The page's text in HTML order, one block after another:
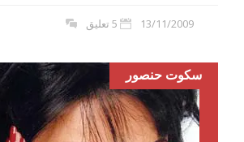
13/11/2009 5 تعليق
سكوت حنصور